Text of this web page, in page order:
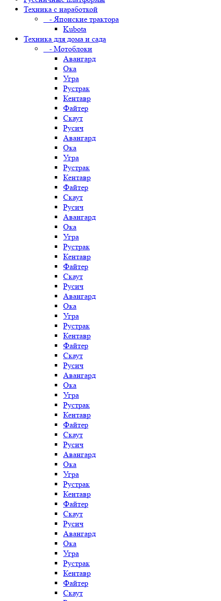
Техника с наработкой
- Японские трактора
Kubota
Техника для дома и сада
- Мотоблоки
Авангард
Ока
Угра
Рустрак
Кентавр
Файтер
Скаут
Русич
Авангард
Ока
Угра
Рустрак
Кентавр
Файтер
Скаут
Русич
Авангард
Ока
Угра
Рустрак
Кентавр
Файтер
Скаут
Русич
Авангард
Ока
Угра
Рустрак
Кентавр
Файтер
Скаут
Русич
Авангард
Ока
Угра
Рустрак
Кентавр
Файтер
Скаут
Русич
Авангард
Ока
Угра
Рустрак
Кентавр
Файтер
Скаут
Русич
Авангард
Ока
Угра
Рустрак
Кентавр
Файтер
Скаут